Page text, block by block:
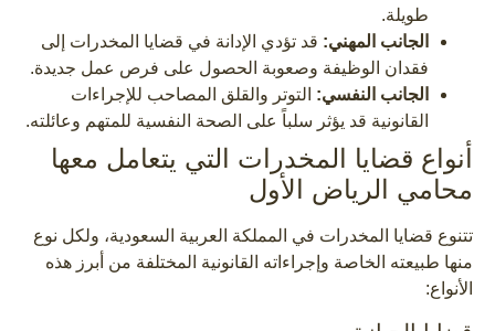
طويلة.
الجانب المهني: قد تؤدي الإدانة في قضايا المخدرات إلى
فقدان الوظيفة وصعوبة الحصول على فرص عمل جديدة.
الجانب النفسي: التوتر والقلق المصاحب للإجراءات
القانونية قد يؤثر سلباً على الصحة النفسية للمتهم وعائلته.
أنواع قضايا المخدرات التي يتعامل معها
محامي الرياض الأول
تتنوع قضايا المخدرات في المملكة العربية السعودية، ولكل نوع
منها طبيعته الخاصة وإجراءاته القانونية المختلفة من أبرز هذه
الأنواع: